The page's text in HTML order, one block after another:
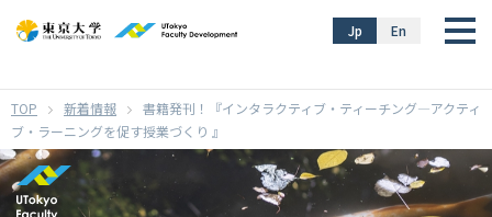
En
Jp
新着情報
書籍発刊！『インタラクティブ・ティーチング―アクティ
ブ・ラーニングを促す授業づくり 』